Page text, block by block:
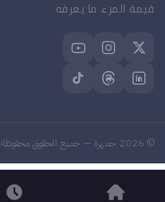
قيمة المرء ما يعرفه
©
2026 جمهرة — جميع الحقوق محفوظة